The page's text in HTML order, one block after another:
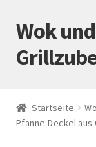
Zur
Navigation
springen
Zum
Inhalt
springen
Wok
Mein Konto
Startseite
Pfanne-Deckel aus